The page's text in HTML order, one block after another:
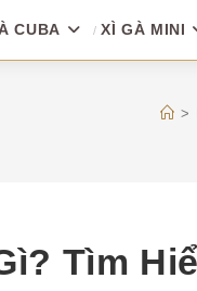
CUBA XÌ GÀ MINI
>
Tìm